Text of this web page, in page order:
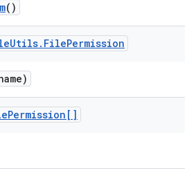
()
Utils. FilePermission
Permission[]